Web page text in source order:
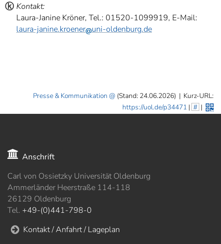
ⓚ Kontakt:
Laura-Janine Kröner, Tel.: 01520-1099919, E-Mail:
laura-janine.kroener
uni-oldenburg.de
Presse & Kommunikation (Stand: 24.06.2026) | Kurz-URL:
https://uol.de/p34471 | # |
Anschrift
Carl von Ossietzky Universität Oldenburg
Ammerländer Heerstraße 114-118
26129 Oldenburg
Tel. +49-(0)441-798-0
Kontakt / Anfahrt / Lageplan